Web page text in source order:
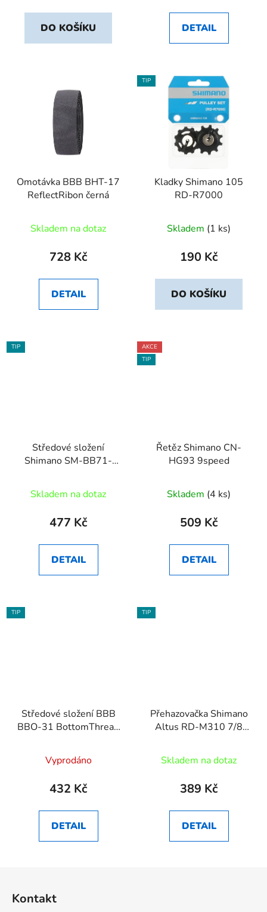
DO KOŠÍKU DETAIL
Omotávka BBB BHT-17
ReflectRibon černá
Skladem na dotaz
728 Kč
DETAIL
TIP
Kladky Shimano 105
RD-R7000
Skladem (1 ks)
190 Kč
DO KOŠÍKU
TIP
Středové složení
Shimano SM-BB71-
Skladem na dotaz
477 Kč
DETAIL
AKCE
TIP
Řetěz Shimano CN-
HG93 9speed
Skladem (4 ks)
509 Kč
DETAIL
TIP
Středové složení BBB
BBO-31 BottomThread
Vyprodáno
432 Kč
DETAIL
TIP
Přehazovačka Shimano
Altus RD-M310 7/8
Skladem na dotaz
389 Kč
DETAIL
Kontakt